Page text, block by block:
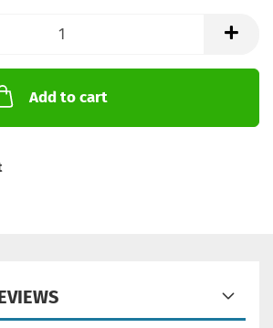
Add to cart